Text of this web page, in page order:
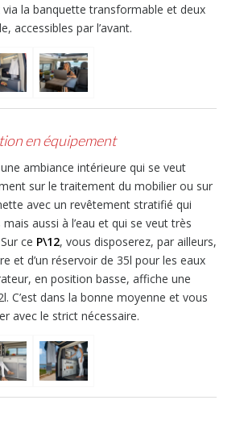
la banquette transformable et deux
accessibles par l’avant.
en équipement
ambiance intérieure qui se veut
sur le traitement du mobilier ou sur
avec un revêtement stratifié qui
aussi à l’eau et qui se veut très
ce P\12, vous disposerez, par ailleurs,
et d’un réservoir de 35l pour les eaux
en position basse, affiche une
C’est dans la bonne moyenne et vous
avec le strict nécessaire.